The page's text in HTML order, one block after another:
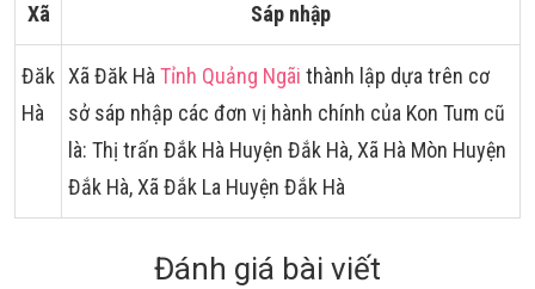
Xã Sáp nhập
Đăk
Hà
Xã Đăk Hà Tỉnh Quảng Ngãi thành lập dựa trên cơ
sở sáp nhập các đơn vị hành chính của Kon Tum cũ
là: Thị trấn Đắk Hà Huyện Đắk Hà, Xã Hà Mòn Huyện
Đắk Hà, Xã Đắk La Huyện Đắk Hà
Đánh giá bài viết